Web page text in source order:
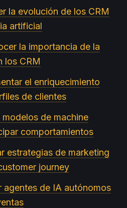
la evolución de los CRM
artificial
la importancia de la
los CRM
el enriquecimiento
de clientes
de machine
comportamientos
estrategias de marketing
journey
agentes de IA autónomos